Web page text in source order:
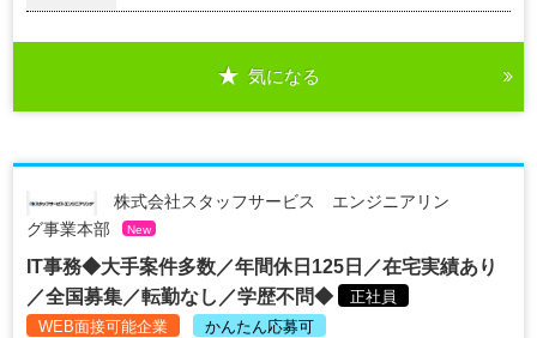
気になる
株式会社スタッフサービス エンジニアリン
グ事業本部
New
IT事務◆大手案件多数／年間休日125日／在宅実績あり
／全国募集／転勤なし／学歴不問◆
正社員
WEB面接可能企業
かんたん応募可